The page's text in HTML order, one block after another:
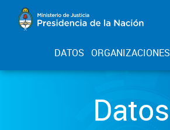
DATOS ORGANIZACIONES
Datos